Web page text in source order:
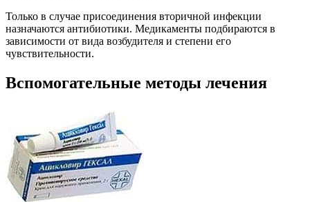
Только в случае присоединения вторичной инфекции
назначаются антибиотики. Медикаменты подбираются в
зависимости от вида возбудителя и степени его
чувствительности.
Вспомогательные методы лечения